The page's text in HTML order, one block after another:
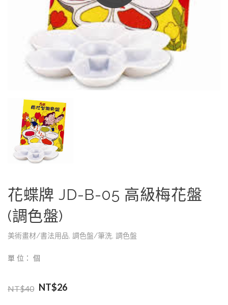
花蝶牌 JD-B-05 高級梅花盤
(調色盤)
美術畫材/書法用品, 調色盤/筆洗, 調色盤
單 位： 個
NT$40 NT$26